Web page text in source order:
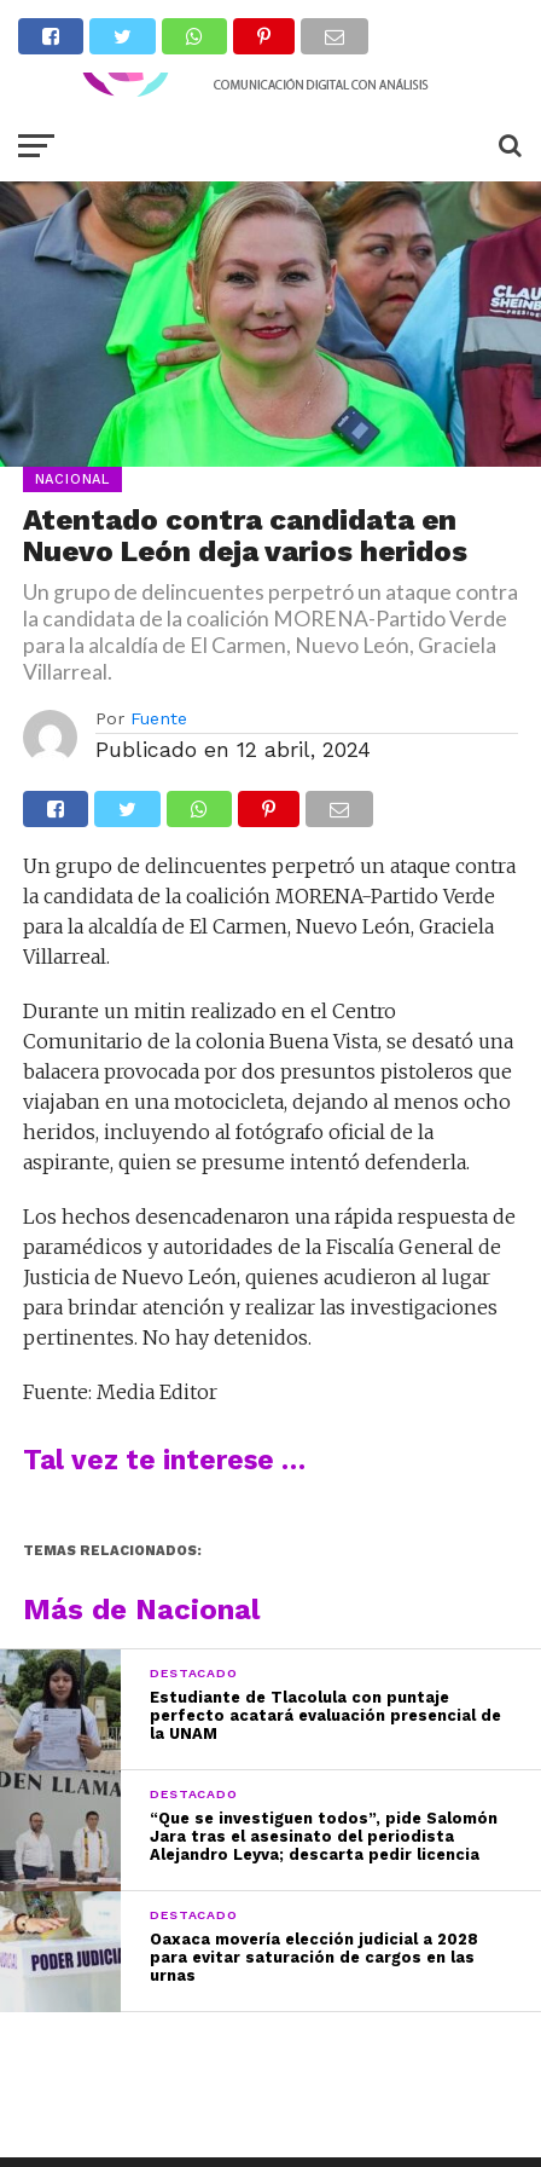
NACIONAL
Atentado contra candidata en
Nuevo León deja varios heridos
Un grupo de delincuentes perpetró un ataque contra
la candidata de la coalición MORENA-Partido Verde
para la alcaldía de El Carmen, Nuevo León, Graciela
Villarreal.
Por Fuente
Publicado en 12 abril, 2024
Un grupo de delincuentes perpetró un ataque contra
la candidata de la coalición MORENA-Partido Verde
para la alcaldía de El Carmen, Nuevo León, Graciela
Villarreal.
Durante un mitin realizado en el Centro
Comunitario de la colonia Buena Vista, se desató una
balacera provocada por dos presuntos pistoleros que
viajaban en una motocicleta, dejando al menos ocho
heridos, incluyendo al fotógrafo oficial de la
aspirante, quien se presume intentó defenderla.
Los hechos desencadenaron una rápida respuesta de
paramédicos y autoridades de la Fiscalía General de
Justicia de Nuevo León, quienes acudieron al lugar
para brindar atención y realizar las investigaciones
pertinentes. No hay detenidos.
Fuente: Media Editor
Tal vez te interese …
TEMAS RELACIONADOS:
Más de Nacional
DESTACADO
Estudiante de Tlacolula con puntaje
perfecto acatará evaluación presencial de
la UNAM
DESTACADO
“Que se investiguen todos”, pide Salomón
Jara tras el asesinato del periodista
Alejandro Leyva; descarta pedir licencia
DESTACADO
Oaxaca movería elección judicial a 2028
para evitar saturación de cargos en las
urnas